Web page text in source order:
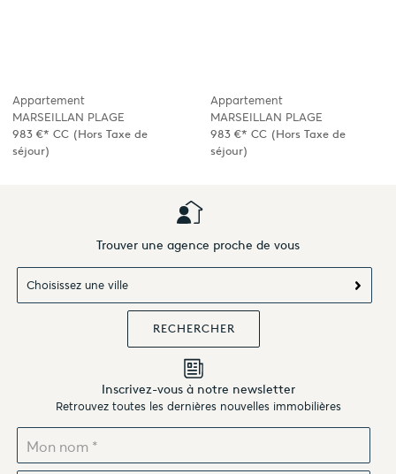
Appartement
MARSEILLAN PLAGE
983 €* CC(Hors Taxe de
séjour)
Appartement
MARSEILLAN PLAGE
983 €* CC(Hors Taxe de
séjour)
Trouver une agence proche de vous
Choisissez une ville
Inscrivez-vous à notre newsletter
Retrouvez toutes les dernières nouvelles immobilières